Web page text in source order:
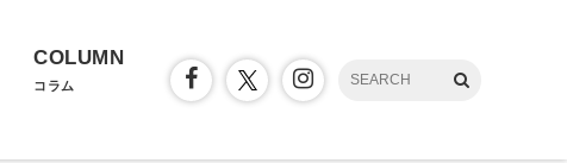
COLUMN
コラム